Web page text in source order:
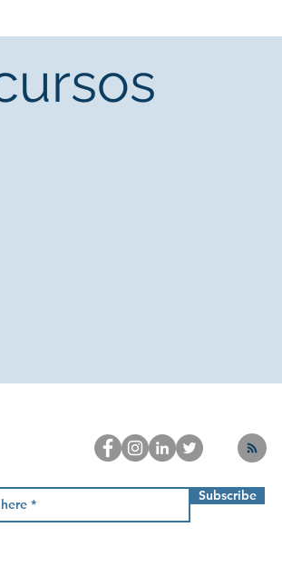
Subscribe